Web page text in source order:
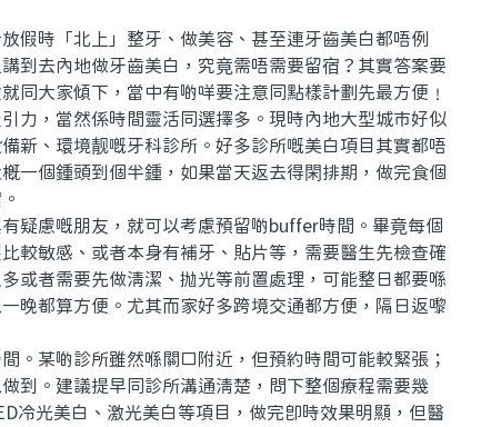
時「北上」整牙、做美容、甚至連牙齒美白都唔例
到去內地做牙齒美白，究竟需唔需要留宿？其實答案要
同大家傾下，當中有啲咩要注意同點樣計劃先最方便﹗
，當然係時間靈活同選擇多。現時內地大型城市好似
新、環境靓嘅牙科診所。好多診所嘅美白項目其實都唔
一個鍾頭到個半鍾，如果當天返去得閑排期，做完食個
慮嘅朋友，就可以考慮預留啲buffer時間。畢竟每個
較敏感、或者本身有補牙、貼片等，需要醫生先檢查確
或者需要先做清潔、抛光等前置處理，可能整日都要喺
晚都算方便。尤其而家好多跨境交通都方便，隔日返嚟
某啲診所雖然喺關口附近，但預約時間可能較緊張；
到。建議提早同診所溝通清楚，問下整個療程需要幾
冷光美白、激光美白等項目，做完即時效果明顯，但醫